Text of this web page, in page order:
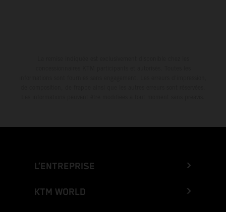
L’ENTREPRISE
KTM WORLD